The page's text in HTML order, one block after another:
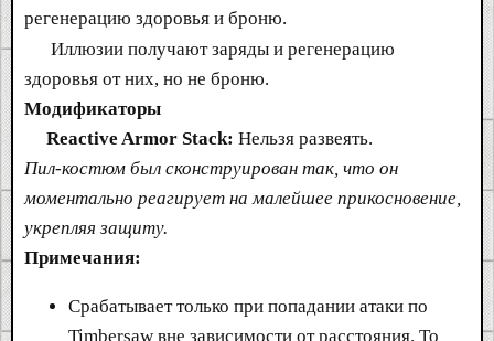
регенерацию здоровья и броню.
Иллюзии получают заряды и регенерацию
здоровья от них, но не броню.
Модификаторы
Reactive Armor Stack: Нельзя развеять.
Пил-костюм был сконструирован так, что он
моментально реагирует на малейшее прикосновение,
укрепляя защиту.
Примечания:
Срабатывает только при попадании атаки по
Timbersaw вне зависимости от расстояния. То